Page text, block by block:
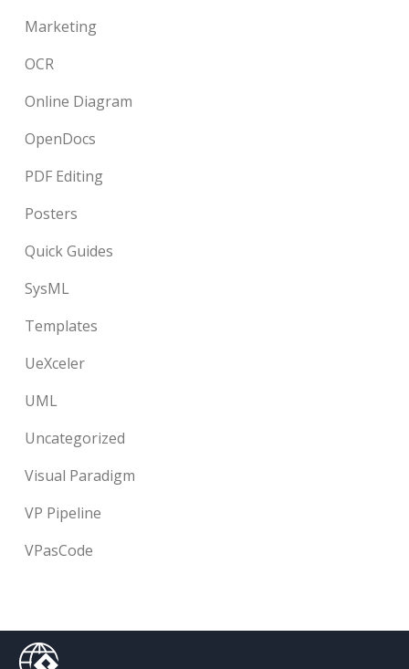
Marketing
OCR
Online Diagram
OpenDocs
PDF Editing
Posters
Quick Guides
SysML
Templates
UeXceler
UML
Uncategorized
Visual Paradigm
VP Pipeline
VPasCode